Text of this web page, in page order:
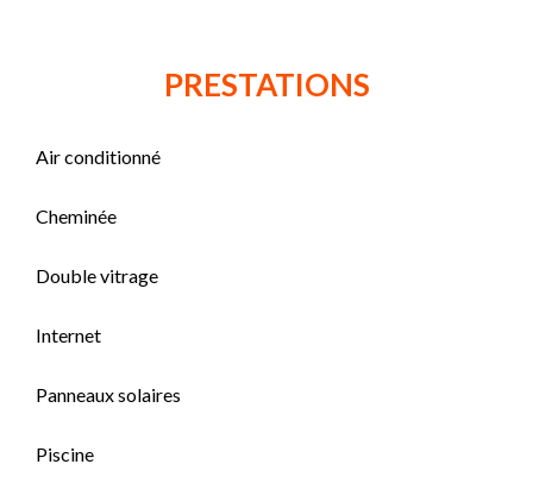
PRESTATIONS
Air conditionné
Cheminée
Double vitrage
Internet
Panneaux solaires
Piscine